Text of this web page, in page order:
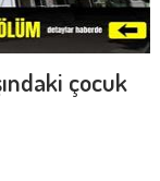
çocuk